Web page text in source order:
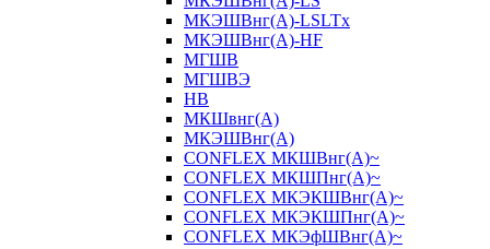
МКЭШВнг(A)-LSLTx
МКЭШВнг(А)-HF
МГШВ
МГШВЭ
НВ
МКШвнг(А)
МКЭШВнг(А)
CONFLEX МКШВнг(А)~
CONFLEX МКШПнг(А)~
CONFLEX МКЭКШВнг(А)~
CONFLEX МКЭКШПнг(А)~
CONFLEX МКЭфШВнг(А)~